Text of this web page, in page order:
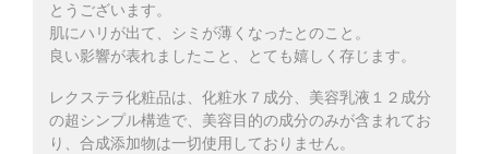
とうございます。
肌にハリが出て、シミが薄くなったとのこと。
良い影響が表れましたこと、とても嬉しく存じます。
レクステラ化粧品は、化粧水７成分、美容乳液１２成分
の超シンプル構造で、美容目的の成分のみが含まれてお
り、合成添加物は一切使用しておりません。